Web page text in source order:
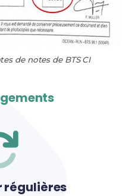
de notes de BTS CI
régulières